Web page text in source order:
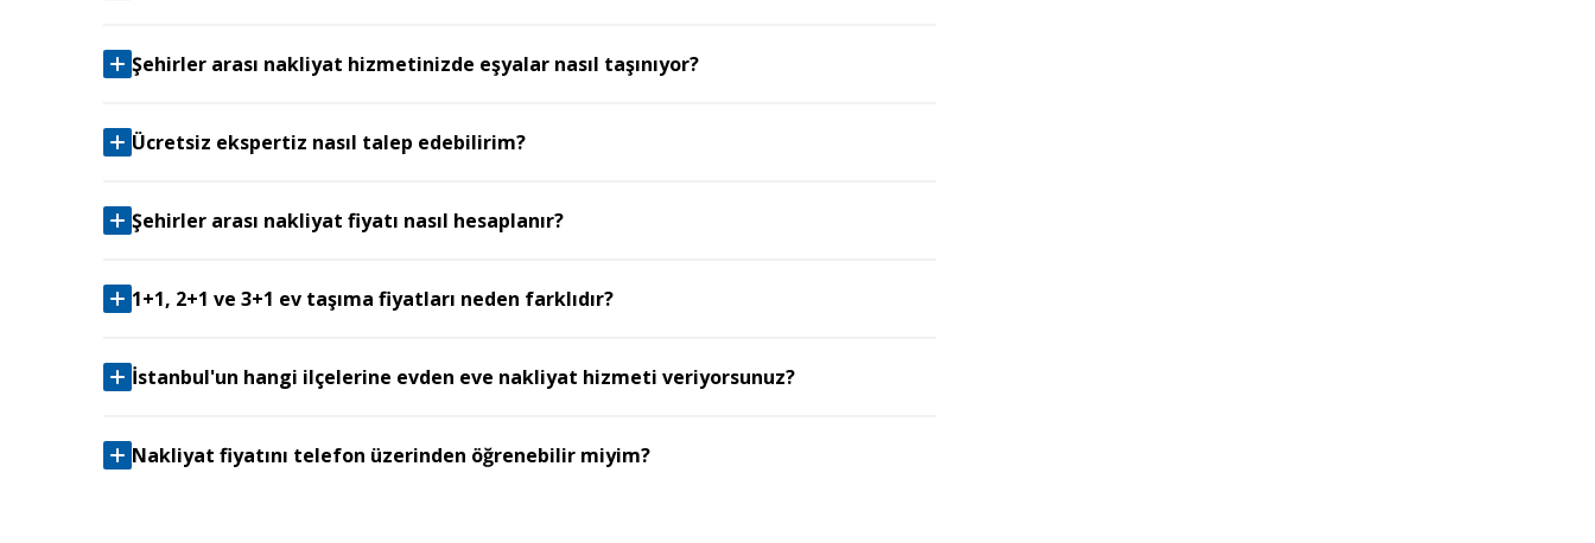
Şehirler arası nakliyat hizmetinizde eşyalar nasıl taşınıyor?
Ücretsiz ekspertiz nasıl talep edebilirim?
Şehirler arası nakliyat fiyatı nasıl hesaplanır?
1+1, 2+1 ve 3+1 ev taşıma fiyatları neden farklıdır?
İstanbul'un hangi ilçelerine evden eve nakliyat hizmeti veriyorsunuz?
Nakliyat fiyatını telefon üzerinden öğrenebilir miyim?